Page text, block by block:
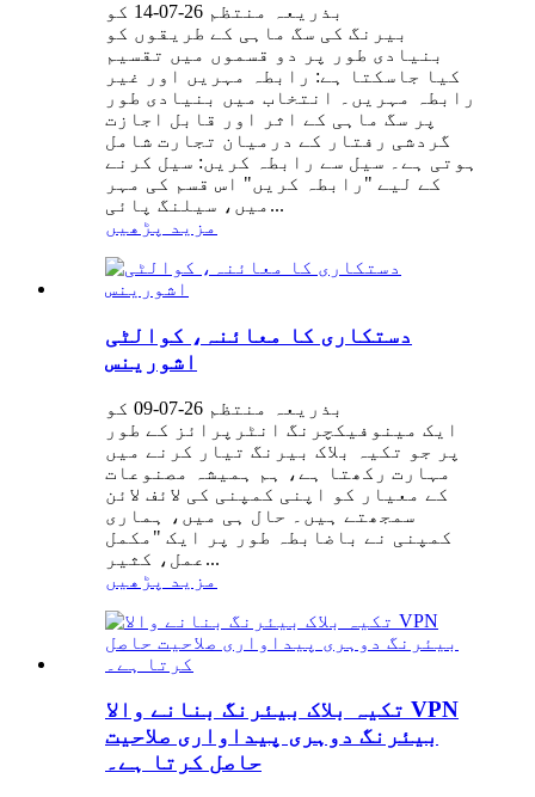
بذریعہ منتظم 26-07-14 کو
بیرنگ کی سگ ماہی کے طریقوں کو
بنیادی طور پر دو قسموں میں تقسیم
کیا جاسکتا ہے: رابطہ مہریں اور غیر
رابطہ مہریں۔ انتخاب میں بنیادی طور
پر سگ ماہی کے اثر اور قابل اجازت
گردشی رفتار کے درمیان تجارت شامل
ہوتی ہے۔ سیل سے رابطہ کریں: سیل کرنے
کے لیے "رابطہ کریں" اس قسم کی مہر
میں، سیلنگ پائی...
مزید پڑھیں
دستکاری کا معائنہ، کوالٹی
اشورینس
بذریعہ منتظم 26-07-09 کو
ایک مینوفیکچرنگ انٹرپرائز کے طور
پر جو تکیہ بلاک بیرنگ تیار کرنے میں
مہارت رکھتا ہے، ہم ہمیشہ مصنوعات
کے معیار کو اپنی کمپنی کی لائف لائن
سمجھتے ہیں۔ حال ہی میں، ہماری
کمپنی نے باضابطہ طور پر ایک "مکمل
عمل، کثیر...
مزید پڑھیں
تکیہ بلاک بیئرنگ بنانے والا VPN
بیئرنگ دوہری پیداواری صلاحیت
حاصل کرتا ہے۔